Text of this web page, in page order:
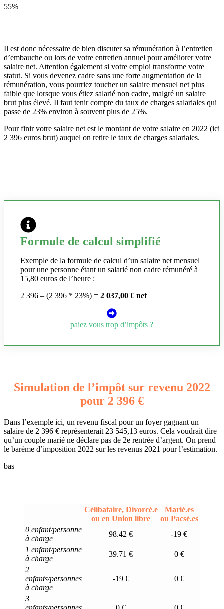
55%
Il est donc nécessaire de bien discuter sa rémunération à l’entretien
d’embauche ou lors de votre entretien annuel pour améliorer votre
salaire net. Attention également si votre emploi transforme votre
statut. Si vous devenez cadre sans une forte augmentation de la
rémunération, vous pourriez toucher un salaire mensuel net plus
faible que lorsque vous étiez salarié non cadre, malgré un salaire
brut plus élevé. Il faut tenir compte du taux de charges salariales qui
passe de 23% environ à souvent plus de 25%.
Pour finir votre salaire net est le montant de votre salaire en 2022 (ici
2 396 euros brut) auquel on retire le taux de charges salariales.
Formule de calcul simplifié
Exemple de la formule de calcul d’un salaire net mensuel
pour une personne étant un salarié non cadre rémunéré à
15,80 euros de l’heure :
2 396 – (2 396 * 23%) = 2 037,00 € net
paiez vous trop d’impôts ?
Simulation de l’impôt sur revenu 2022
pour 2 396 €
Dans l’exemple ici, un revenu fiscal pour un foyer gagnant un
salaire de 2 396 € représenterait 23 545,13 euros. Cela voudrait dire
qu’un couple marié ne déclare pas de 2e rentrée d’argent. On prend
le barème d’imposition 2022 sur les revenus 2021 pour l’estimation.
bas
Célibataire, Divorcé.e
ou en Union libre
Marié.es
ou Pacsé.es
0 enfant/personne
à charge
98.42 €
-19 €
1 enfant/personne
à charge
39.71 €
0 €
2
enfants/personnes
à charge
-19 € 0 €
3
enfants/personnes
0 € 0 €